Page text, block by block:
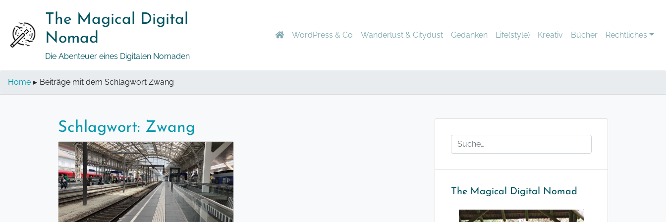
Inhalt
The Magical Digital
Nomad
Die Abenteuer eines Digitalen Nomaden
WordPress & Co Wanderlust & Citydust Gedanken Life(style) Kreativ Bücher Rechtliches
Home ▸ Beiträge mit dem Schlagwort Zwang
Schlagwort: Zwang
The Magical Digital Nomad